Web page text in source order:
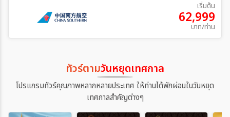
เริ่มต้น
62,999
บาท/ท่าน
ทัวร์ตามวันหยุดเทศกาล
โปรแกรมทัวร์คุณภาพหลากหลายประเทศ ให้ท่านได้พักผ่อนในวันหยุด
เทศกาลสำคัญต่างๆ